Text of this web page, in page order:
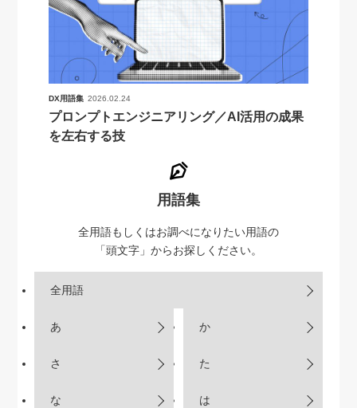
DX用語集 2026.02.24
プロンプトエンジニアリング／AI活用の成果
を左右する技
用語集
全用語もしくはお調べになりたい用語の
「頭文字」からお探しください。
全用語
あ か
さ た
な は